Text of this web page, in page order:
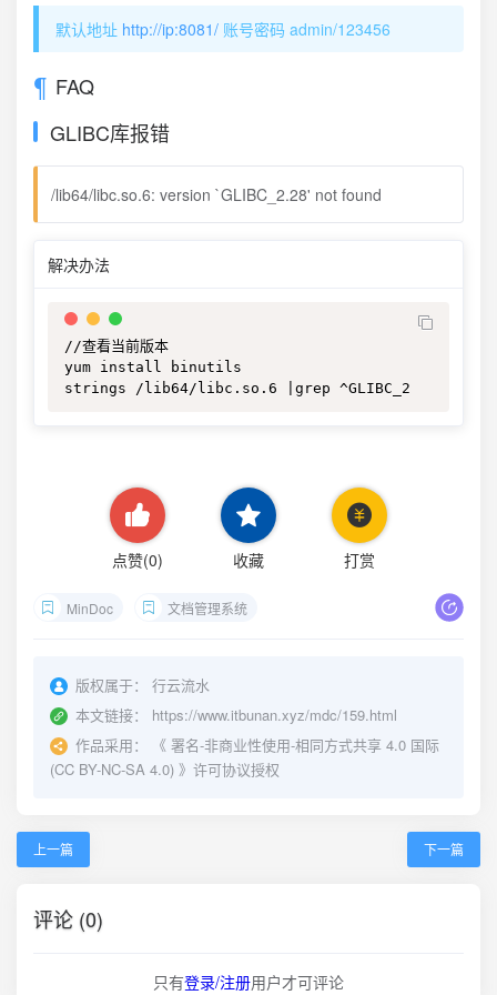
默认地址 http://ip:8081/ 账号密码 admin/123456
FAQ
GLIBC库报错
/lib64/libc.so.6: version `GLIBC_2.28' not found
解决办法
//查看当前版本
yum install binutils
strings /lib64/libc.so.6 |grep ^GLIBC_2
点赞(0) 收藏 打赏
MinDoc 文档管理系统
版权属于：
行云流水
本文链接：
https://www.itbunan.xyz/mdc/159.html
作品采用：
《 署名-非商业性使用-相同方式共享 4.0 国际
(CC BY-NC-SA 4.0) 》许可协议授权
上一篇 下一篇
评论 (0)
只有登录/注册用户才可评论